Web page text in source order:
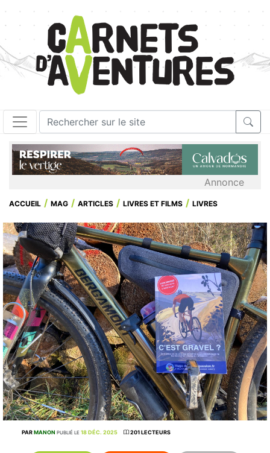
Annonce
ACCUEIL MAG ARTICLES LIVRES ET FILMS LIVRES
PARMANON PUBLIÉ LE 18 DÉC. 2025 201 LECTEURS